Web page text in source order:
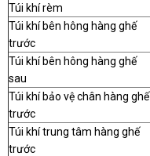
Túi khí rèm
Túi khí bên hông hàng ghế
trước
Túi khí bên hông hàng ghế
sau
Túi khí bảo vệ chân hàng ghế
trước
Túi khí trung tâm hàng ghế
trước